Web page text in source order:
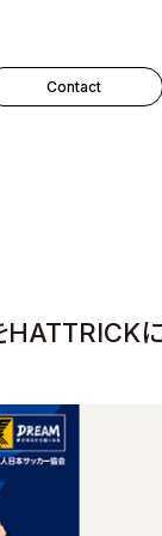
Contact
に